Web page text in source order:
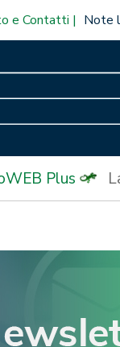
e Contatti Note
Plus